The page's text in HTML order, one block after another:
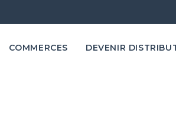
COMMERCES DEVENIR